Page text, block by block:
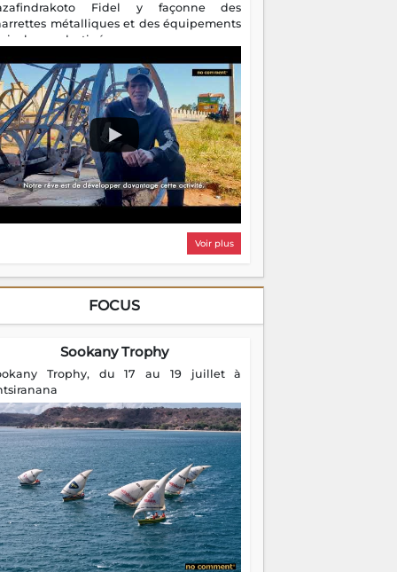
Fidel y façonne des
métalliques et des équipements
destinés aux campagnes
il perpétue un métier discret mais
Voir plus
FOCUS
Sookany Trophy
Trophy, du 17 au 19 juillet à